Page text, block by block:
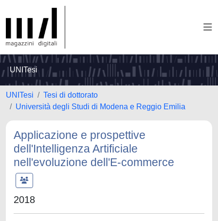
UNITesi
UNITesi
Tesi di dottorato
Università degli Studi di Modena e Reggio Emilia
Applicazione e prospettive
dell'Intelligenza Artificiale
nell'evoluzione dell'E-commerce
2018